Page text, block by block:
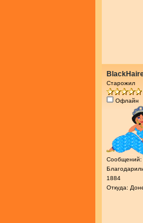
Старожил
Офлайн
Сообщений:
1884
Откуда: